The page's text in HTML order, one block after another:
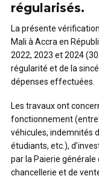
régularisés.
La présente
Mali à Accra en
2022, 2023 et 2024
régularité et de la
dépenses effectuées.
Les travaux ont
fonctionnement
véhicules, indemnités
étudiants, etc.),
par la Paierie générale
chancellerie et de